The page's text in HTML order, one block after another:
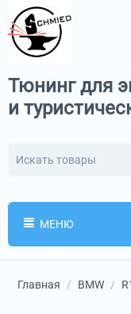
Тюнинг для
и
МЕНЮ
Главная / BMW /